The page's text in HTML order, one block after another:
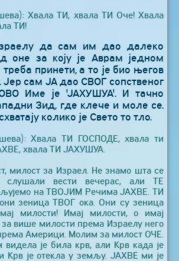
Хвала ТИ, хвала ТИ Оче! Хвала
ТИ!
да сам им дао далеко
оне за коју је Аврам једном
принети, а то је био његов
Јер сам ЈА дао СВОГ сопственог
Име је 'ЈАХУШУА'. И тачно
Зид, где клече и моле се.
колико је Свето то тло.
Хвала ТИ ГОСПОДЕ, хвала ти
хвала ТИ ЈАХУШУА.
милост за Израел. Не знамо шта се
слушали вести вечерас, али ТЕ
на ТВОЈИМ Речима ЈАХВЕ. ТИ
зеница ТВОГ ока. Они су зеница
милости! Имај милости, о имај
више милости према Израелу него
Америци. Молим за милост ОЧЕ.
видела је била крв, али Крв када је
Крв је отекла у земљу. ЈАХВЕ ми је